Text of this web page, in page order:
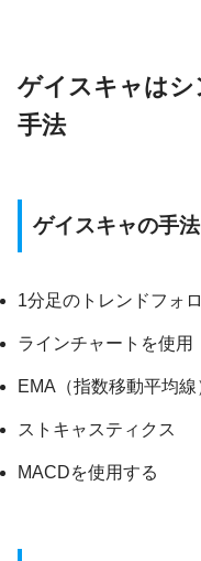
ゲイスキャは
手法
ゲイスキャの手法
1分足のトレンドフォ
ラインチャートを使用
EMA（指数移動平均線
ストキャスティクス
MACDを使用する